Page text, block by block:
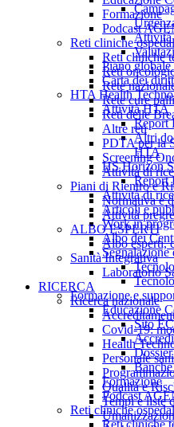
Formazione
Podcast
Reti cliniche
Reti cliniche
Reti
Rete
Rete cure
Reti delle
Altre reti
PDTA per la
Screening
Attività di
Piani di Rientro e
Normativa e
Attività
ALBO ESPERTI
Albo esperti,
Sanità Integrativa
Laboratorio
RICERCA
Ricerca nazionale
Covid-19:
Health
Personale
Qualità e
Tempi e liste
Attività
Piano
Carta dei
HTA Health
Attività HTA
Report
Altri
HTA
HS Horizon
Report
Attività di
Articoli e
Work in
Albo dei
Segnalazione
Formazione e
Educazione
Sito
Formazione
Podcast
Reti cliniche
Reti cliniche